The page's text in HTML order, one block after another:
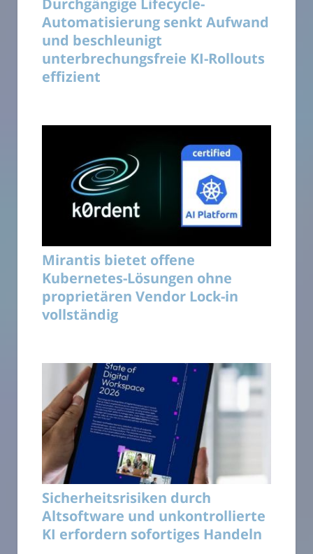
Durchgängige Lifecycle-
Automatisierung senkt Aufwand
und beschleunigt
unterbrechungsfreie KI-Rollouts
effizient
Mirantis bietet offene
Kubernetes-Lösungen ohne
proprietären Vendor Lock-in
vollständig
Sicherheitsrisiken durch
Altsoftware und unkontrollierte
KI erfordern sofortiges Handeln